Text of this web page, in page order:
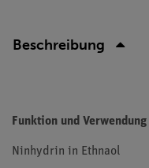
Beschreibung
Funktion und Verwendung
Ninhydrin in Ethnaol